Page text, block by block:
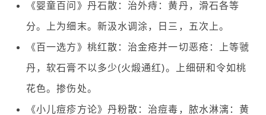
《婴童百问》丹石散：治外痔：黄丹，滑石各等
分。上为细末。新汲水调涂，日三，五次上。
《百一选方》桃红散：治金疮并一切恶疮：上等虢
丹，软石膏不以多少(火煅通红)。上细研和令如桃
花色。掺伤处。
《小儿痘疹方论》丹粉散：治痘毒，脓水淋漓：黄